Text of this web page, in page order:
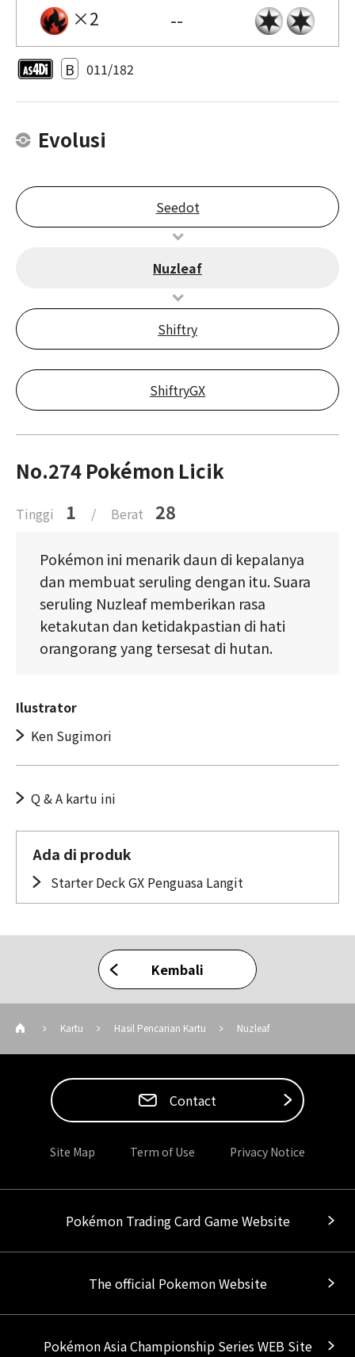
×2 --
B 011/182
Evolusi
Seedot
Nuzleaf
Shiftry
ShiftryGX
No.274 Pokémon Licik
Tinggi 1 / Berat 28
Pokémon ini menarik daun di kepalanya
dan membuat seruling dengan itu. Suara
seruling Nuzleaf memberikan rasa
ketakutan dan ketidakpastian di hati
orangorang yang tersesat di hutan.
Ilustrator
Ken Sugimori
Q & A kartu ini
Ada di produk
Starter Deck GX Penguasa Langit
Kembali
Kartu Hasil Pencarian Kartu Nuzleaf
Contact
Site Map Term of Use Privacy Notice
Pokémon Trading Card Game Website
The official Pokemon Website
Pokémon Asia Championship Series WEB Site